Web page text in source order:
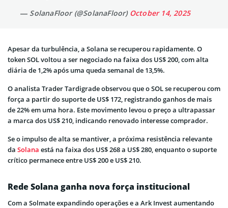
— SolanaFloor (@SolanaFloor) October 14, 2025
Apesar da turbulência, a Solana se recuperou rapidamente. O
token SOL voltou a ser negociado na faixa dos US$ 200, com alta
diária de 1,2% após uma queda semanal de 13,5%.
O analista Trader Tardigrade observou que o SOL se recuperou com
força a partir do suporte de US$ 172, registrando ganhos de mais
de 22% em uma hora. Este movimento levou o preço a ultrapassar
a marca dos US$ 210, indicando renovado interesse comprador.
Se o impulso de alta se mantiver, a próxima resistência relevante
da Solana está na faixa dos US$ 268 a US$ 280, enquanto o suporte
crítico permanece entre US$ 200 e US$ 210.
Rede Solana ganha nova força institucional
Com a Solmate expandindo operações e a Ark Invest aumentando